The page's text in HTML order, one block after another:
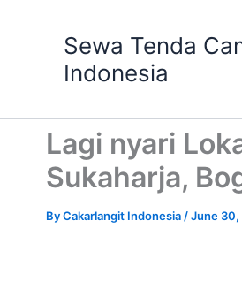
Sewa Tenda
Indonesia
Lagi nyari
Sukaharja,
ByCakarlangit Indonesia /June 30,